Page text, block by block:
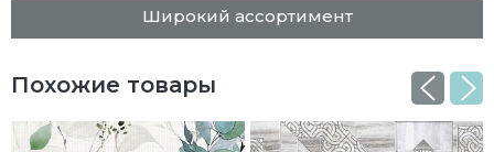
Широкий ассортимент
Похожие товары